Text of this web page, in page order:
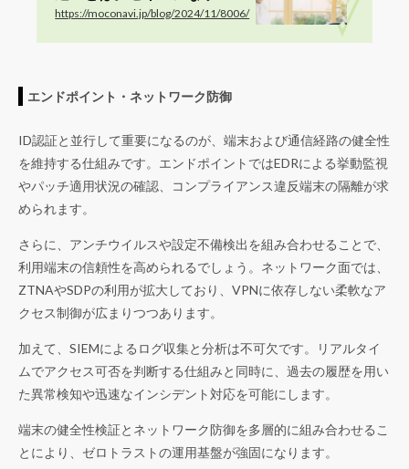
ート環境を実現する方法
https://moconavi.jp/blog/2024/11/8006/
エンドポイント・ネットワーク防御
ID認証と並行して重要になるのが、端末および通信経路の健全性
を維持する仕組みです。エンドポイントではEDRによる挙動監視
やパッチ適用状況の確認、コンプライアンス違反端末の隔離が求
められます。
さらに、アンチウイルスや設定不備検出を組み合わせることで、
利用端末の信頼性を高められるでしょう。ネットワーク面では、
ZTNAやSDPの利用が拡大しており、VPNに依存しない柔軟なア
クセス制御が広まりつつあります。
加えて、SIEMによるログ収集と分析は不可欠です。リアルタイ
ムでアクセス可否を判断する仕組みと同時に、過去の履歴を用い
た異常検知や迅速なインシデント対応を可能にします。
端末の健全性検証とネットワーク防御を多層的に組み合わせるこ
とにより、ゼロトラストの運用基盤が強固になります。